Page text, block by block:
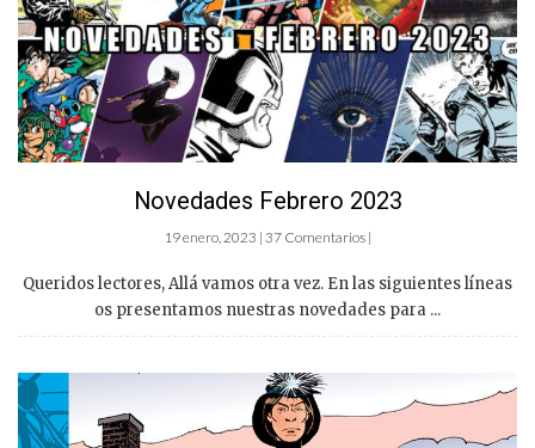
Novedades Febrero 2023
19 enero, 2023 | 37 Comentarios |
Queridos lectores, Allá vamos otra vez. En las siguientes líneas
os presentamos nuestras novedades para ...